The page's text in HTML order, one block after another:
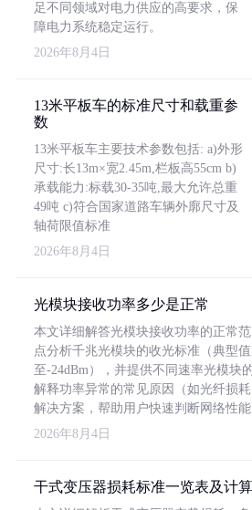
足不同领域对电力供应的高要求，保
障电力系统稳定运行。
2026年8月4日
13米平板车的标准尺寸和载重参
数
13米平板车主要技术参数包括: a)外形
尺寸:长13m×宽2.45m,栏板高55cm b)
承载能力:标载30-35吨,最大允许总重
49吨 c)符合国家道路车辆外廓尺寸及
轴荷限值标准
2026年8月4日
光模块接收功率多少是正常
本文详细解答光模块接收功率的正常
点分析千兆光模块的收光标准（典型
至-24dBm），并提供不同速率光模块
解释功率异常的常见原因（如光纤损
解决方案，帮助用户快速判断网络性能
2026年8月4日
干式变压器损耗标准一览表及计